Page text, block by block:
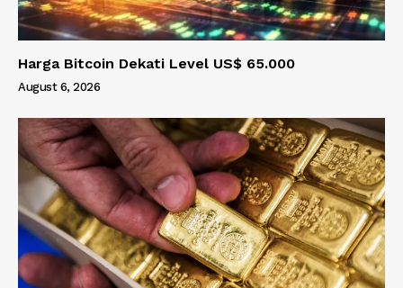
Harga Bitcoin Dekati Level US$ 65.000
August 6, 2026